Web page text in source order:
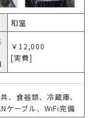
和室
￥12,000
[実費]
、食器類、冷蔵庫、
ケーブル、WiFi完備